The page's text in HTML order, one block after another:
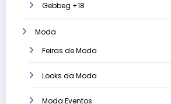
Gebbeg +18
Moda
Feiras de Moda
Looks da Moda
Moda Eventos